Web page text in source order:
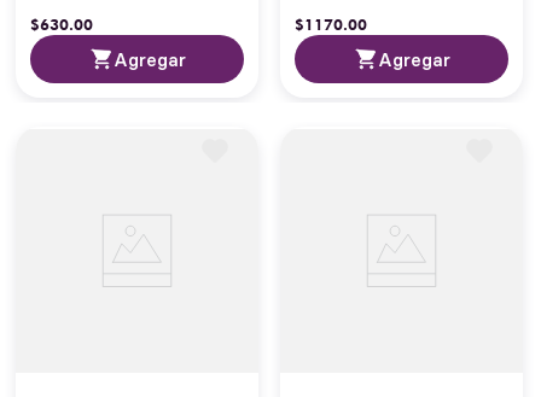
$630.00
Agregar
$1170.00
Agregar